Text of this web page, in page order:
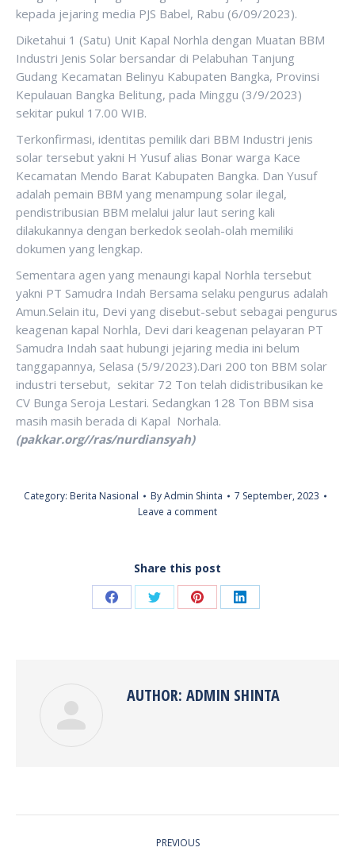
kepada jejaring media PJS Babel, Rabu (6/09/2023).
Diketahui 1 (Satu) Unit Kapal Norhla dengan Muatan BBM
Industri Jenis Solar bersandar di Pelabuhan Tanjung
Gudang Kecamatan Belinyu Kabupaten Bangka, Provinsi
Kepulauan Bangka Belitung, pada Minggu (3/9/2023)
sekitar pukul 17.00 WIB.
Terkonfirmasi, identitas pemilik dari BBM Industri jenis
solar tersebut yakni H Yusuf alias Bonar warga Kace
Kecamatan Mendo Barat Kabupaten Bangka. Dan Yusuf
adalah pemain BBM yang menampung solar ilegal,
pendistribusian BBM melalui jalur laut sering kali
dilakukannya dengan berkedok seolah-olah memiliki
dokumen yang lengkap.
Sementara agen yang menaungi kapal Norhla tersebut
yakni PT Samudra Indah Bersama selaku pengurus adalah
Amun.Selain itu, Devi yang disebut-sebut sebagai pengurus
keagenan kapal Norhla, Devi dari keagenan pelayaran PT
Samudra Indah saat hubungi jejaring media ini belum
tanggapannya, Selasa (5/9/2023).Dari 200 ton BBM solar
industri tersebut, sekitar 72 Ton telah didistribusikan ke
CV Bunga Seroja Lestari. Sedangkan 128 Ton BBM sisa
masih masih berada di Kapal Norhala.
(pakkar.org//ras/nurdiansyah)
Category: Berita Nasional ByAdmin Shinta
7 September, 2023
Leave a comment
Share this post
Share Share Share Share
AUTHOR: ADMIN SHINTA
PREVIOUS